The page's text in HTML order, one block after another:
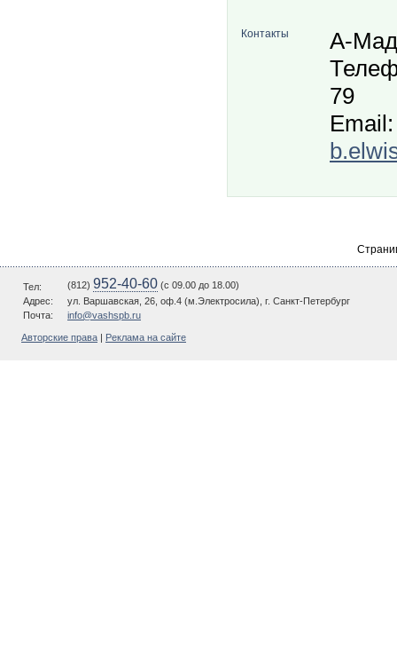
Контакты
А-
79
Email:
Тел: (812) 952-40-60 (c 09.00 до 18.00)
Адрес:
ул. Варшавская, 26, оф.4 (м.Электросила), г. Санкт-Петербург
Почта:
info@vashspb.ru
Авторские права Реклама на сайте